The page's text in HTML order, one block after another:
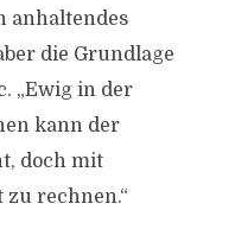
anhaltendes
die Grundlage
„Ewig in der
kann der
doch mit
rechnen.“